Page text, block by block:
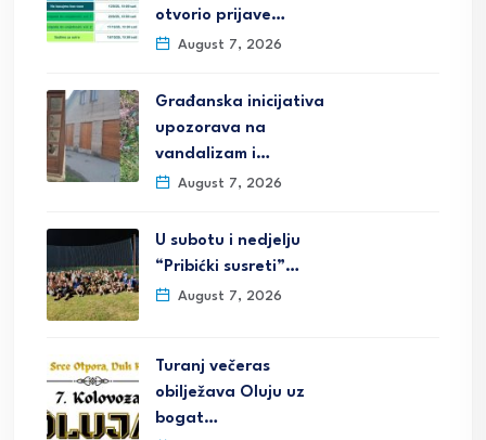
otvorio prijave…
August 7, 2026
Građanska inicijativa
upozorava na
vandalizam i…
August 7, 2026
U subotu i nedjelju
“Pribićki susreti”…
August 7, 2026
Turanj večeras
obilježava Oluju uz
bogat…